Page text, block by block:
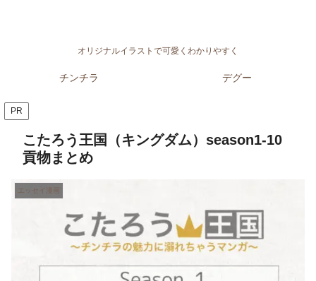
オリジナルイラストで可愛くわかりやすく
チンチラ デグー
PR
こたろう王国（キングダム）season1-10
貢物まとめ
エッセイ漫画